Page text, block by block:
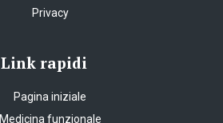
Privacy
Link rapidi
Pagina iniziale
Medicina funzionale